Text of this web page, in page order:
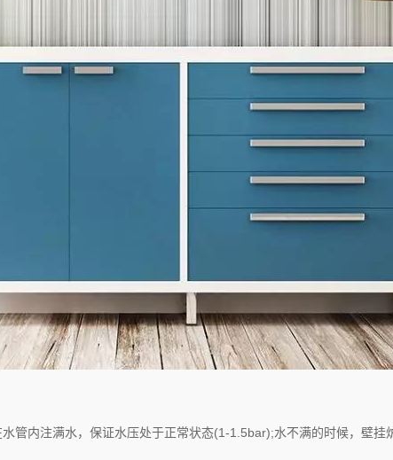
内注满水，保证水压处于正常状态(1-1.5bar);水不满的时候，壁挂